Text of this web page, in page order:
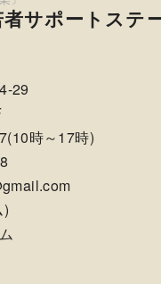
サポートステ
29
時～17時)
)